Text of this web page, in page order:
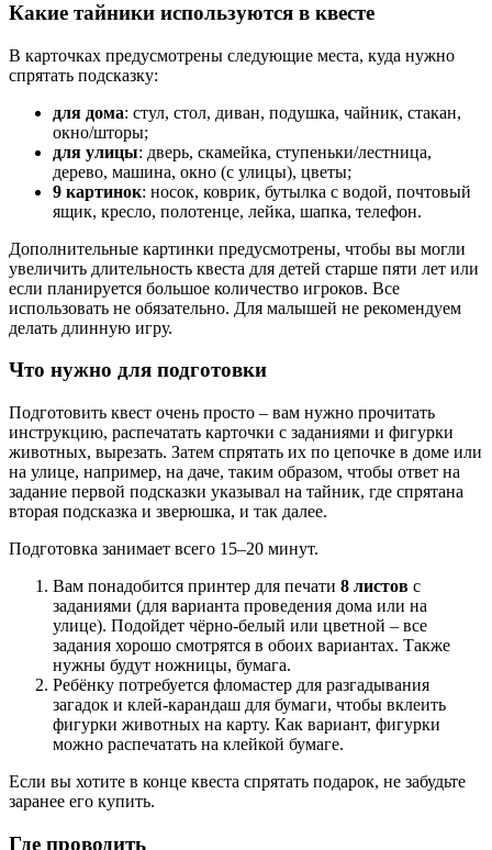
Какие тайники используются в квесте
В карточках предусмотрены следующие места, куда нужно
спрятать подсказку:
для дома: стул, стол, диван, подушка, чайник, стакан,
окно/шторы;
для улицы: дверь, скамейка, ступеньки/лестница,
дерево, машина, окно (с улицы), цветы;
9 картинок: носок, коврик, бутылка с водой, почтовый
ящик, кресло, полотенце, лейка, шапка, телефон.
Дополнительные картинки предусмотрены, чтобы вы могли
увеличить длительность квеста для детей старше пяти лет или
если планируется большое количество игроков. Все
использовать не обязательно. Для малышей не рекомендуем
делать длинную игру.
Что нужно для подготовки
Подготовить квест очень просто – вам нужно прочитать
инструкцию, распечатать карточки с заданиями и фигурки
животных, вырезать. Затем спрятать их по цепочке в доме или
на улице, например, на даче, таким образом, чтобы ответ на
задание первой подсказки указывал на тайник, где спрятана
вторая подсказка и зверюшка, и так далее.
Подготовка занимает всего 15–20 минут.
Вам понадобится принтер для печати 8 листов с
заданиями (для варианта проведения дома или на
улице). Подойдет чёрно-белый или цветной – все
задания хорошо смотрятся в обоих вариантах. Также
нужны будут ножницы, бумага.
Ребёнку потребуется фломастер для разгадывания
загадок и клей-карандаш для бумаги, чтобы вклеить
фигурки животных на карту. Как вариант, фигурки
можно распечатать на клейкой бумаге.
Если вы хотите в конце квеста спрятать подарок, не забудьте
заранее его купить.
Где проводить